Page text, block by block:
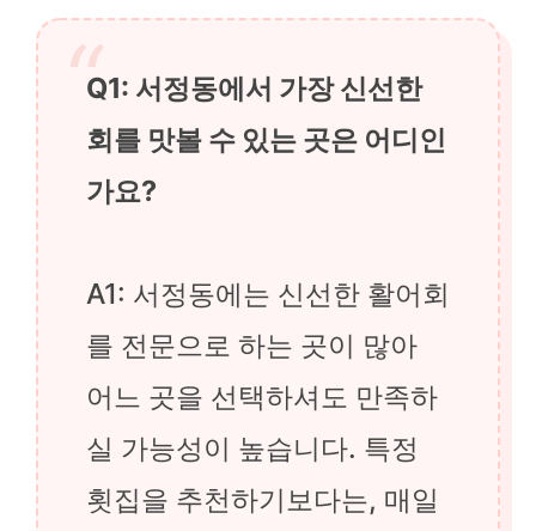
Q1: 서정동에서 가장 신선한
회를 맛볼 수 있는 곳은 어디인
가요?
A1: 서정동에는 신선한 활어회
를 전문으로 하는 곳이 많아
어느 곳을 선택하셔도 만족하
실 가능성이 높습니다. 특정
횟집을 추천하기보다는, 매일